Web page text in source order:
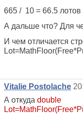
665 / 10 = 66.5 лотов
А дальше что? Для
И чем отличается
Lot=MathFloor(Free*
Vitalie Postolache
А откуда double